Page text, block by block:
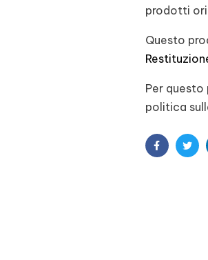
prodotti
Questo
Per
politica
Facebook